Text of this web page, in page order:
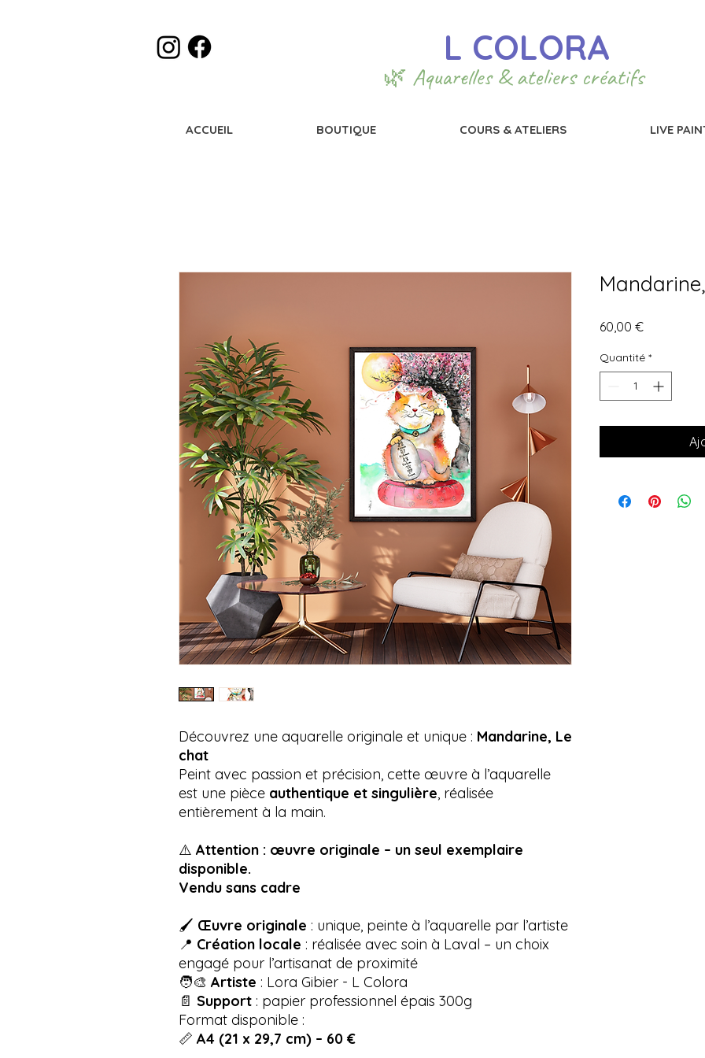
L COLORA
🌿 Aquarelles & ateliers créatifs
ACCUEIL BOUTIQUE COURS & ATELIERS LIVE
Découvrez une aquarelle originale et unique : Mandarine, Le
chat
Peint avec passion et précision, cette œuvre à l’aquarelle
est une pièce authentique et singulière, réalisée
entièrement à la main.
⚠️ Attention : œuvre originale – un seul exemplaire
disponible.
Vendu sans cadre
🖌 Œuvre originale : unique, peinte à l’aquarelle par l’artiste
📍 Création locale : réalisée avec soin à Laval – un choix
engagé pour l’artisanat de proximité
🧑‍🎨 Artiste : Lora Gibier - L Colora
📄 Support : papier professionnel épais 300g
Format disponible :
📏 A4 (21 x 29,7 cm) – 60 €
60,00 €Prix
Quantité *